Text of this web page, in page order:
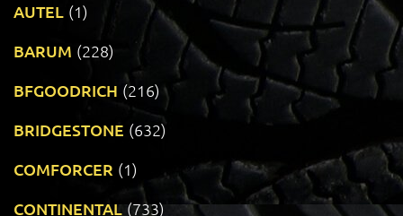
AUTEL (1)
BARUM (228)
BFGOODRICH (216)
BRIDGESTONE (632)
COMFORCER (1)
CONTINENTAL (733)